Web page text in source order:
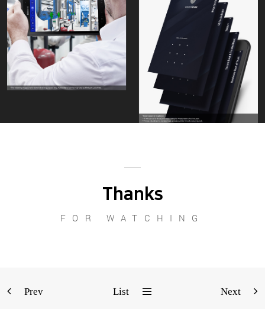
Thanks
FOR WATCHING
Prev List Next